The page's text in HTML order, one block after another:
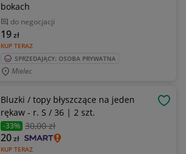
bokach
do negocjacji
KUP TERAZ
19zł
SPRZEDAJĄCY: OSOBA PRYWATNA
Mielec
Bluzki / topy błyszczące na jeden
rękaw - r. S / 36 | 2 szt.
-33% 30,00 zł
KUP TERAZ
20zł